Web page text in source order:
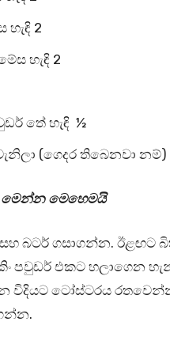
හැඳි 2
හැඳි 2
තේ හැඳි ½
(ගෙදර තිබෙනවා නම්)
මෙන්න මෙහෙමයි
බටර් ගසාගන්න. ඊළඟට
පවුඩර් එකට හලාගෙන
විදියට ටෝස්ටරය